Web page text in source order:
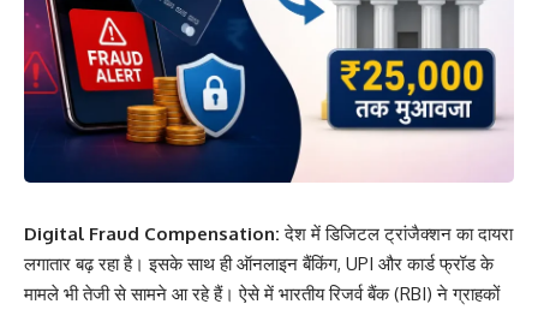
Digital Fraud Compensation: देश में डिजिटल ट्रांजैक्शन का दायरा
लगातार बढ़ रहा है। इसके साथ ही ऑनलाइन बैंकिंग, UPI और कार्ड फ्रॉड के
मामले भी तेजी से सामने आ रहे हैं। ऐसे में भारतीय रिजर्व बैंक (RBI) ने ग्राहकों